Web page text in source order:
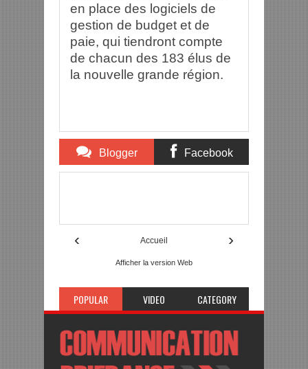
en place des logiciels de
gestion de budget et de
paie, qui tiendront compte
de chacun des 183 élus de
la nouvelle grande région.
Blogger Facebook
‹ ›
Accueil
Afficher la version Web
POPULAR VIDEO CATEGORY